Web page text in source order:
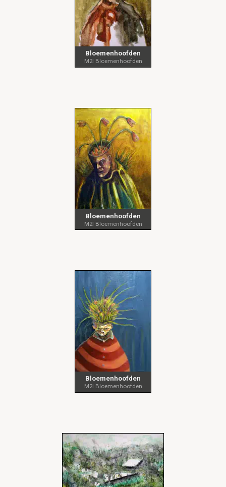
Bloemenhoofden
M2I Bloemenhoofden
Bloemenhoofden
M2I Bloemenhoofden
Bloemenhoofden
M2I Bloemenhoofden